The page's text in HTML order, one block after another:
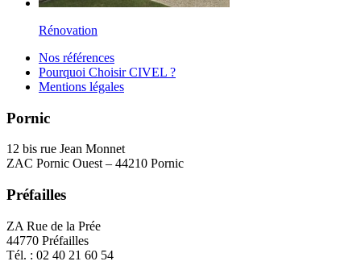
Rénovation
Nos références
Pourquoi Choisir CIVEL ?
Mentions légales
Pornic
12 bis rue Jean Monnet
ZAC Pornic Ouest – 44210 Pornic
Préfailles
ZA Rue de la Prée
44770 Préfailles
Tél. : 02 40 21 60 54